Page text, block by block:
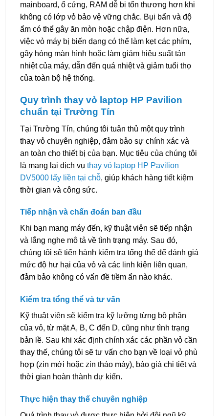
mainboard, ổ cứng, RAM dễ bị tổn thương hơn khi
không có lớp vỏ bảo vệ vững chắc. Bụi bẩn và độ
ẩm có thể gây ăn mòn hoặc chập điện. Hơn nữa,
việc vỏ máy bị biến dạng có thể làm kẹt các phím,
gây hỏng màn hình hoặc làm giảm hiệu suất tản
nhiệt của máy, dẫn đến quá nhiệt và giảm tuổi thọ
của toàn bộ hệ thống.
Quy trình thay vỏ laptop HP Pavilion
chuẩn tại Trường Tín
Tại Trường Tín, chúng tôi tuân thủ một quy trình
thay vỏ chuyên nghiệp, đảm bảo sự chính xác và
an toàn cho thiết bị của bạn. Mục tiêu của chúng tôi
là mang lại dịch vụ thay vỏ laptop HP Pavilion
DV5000 lấy liền tại chỗ, giúp khách hàng tiết kiệm
thời gian và công sức.
Tiếp nhận và chẩn đoán ban đầu
Khi bạn mang máy đến, kỹ thuật viên sẽ tiếp nhận
và lắng nghe mô tả về tình trạng máy. Sau đó,
chúng tôi sẽ tiến hành kiểm tra tổng thể để đánh giá
mức độ hư hại của vỏ và các linh kiện liên quan,
đảm bảo không có vấn đề tiềm ẩn nào khác.
Kiểm tra tổng thể và tư vấn
Kỹ thuật viên sẽ kiểm tra kỹ lưỡng từng bộ phận
của vỏ, từ mặt A, B, C đến D, cũng như tình trạng
bản lề. Sau khi xác định chính xác các phần vỏ cần
thay thế, chúng tôi sẽ tư vấn cho bạn về loại vỏ phù
hợp (zin mới hoặc zin tháo máy), báo giá chi tiết và
thời gian hoàn thành dự kiến.
Thực hiện thay thế chuyên nghiệp